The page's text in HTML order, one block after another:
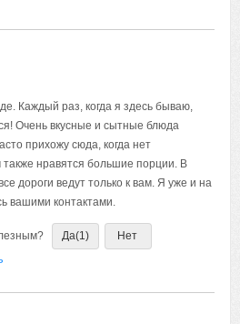
Каждый раз, когда я здесь бываю,
Очень вкусные и сытные блюда
прихожу сюда, когда нет
нравятся большие порции. В
дороги ведут только к вам. Я уже и на
вашими контактами.
Да(1) Нет